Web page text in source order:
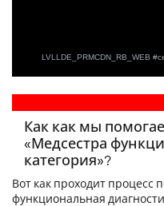
Как как мы
«Медсестра
категория»?
Вот как проходит процесс
функциональная